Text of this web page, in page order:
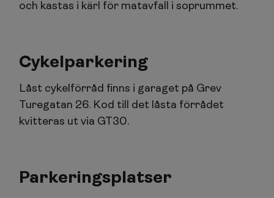
och kastas i kärl för matavfall i soprummet.
Cykelparkering
Låst cykelförråd finns i garaget på Grev
Turegatan 26. Kod till det låsta förrådet
kvitteras ut via GT30.
Parkeringsplatser